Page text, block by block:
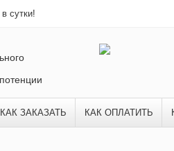
сутки!
КАК ЗАКАЗАТЬ КАК ОПЛАТИТЬ